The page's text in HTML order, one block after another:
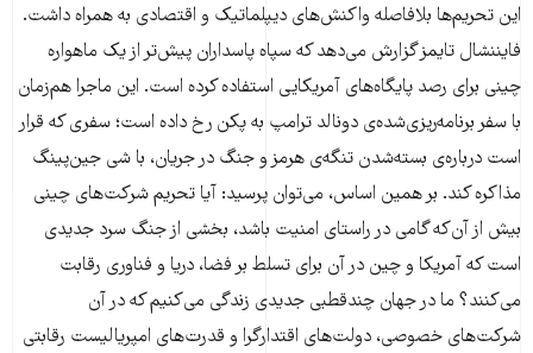
این تحریم‌ها بلافاصله واکنش‌های دیپلماتیک و اقتصادی به‌ همراه داشت.
فایننشال تایمز گزارش می‌دهد که سپاه پاسداران پیش‌تر از یک ماهواره
چینی برای رصد پایگاه‌های آمریکایی استفاده کرده است. این ماجرا هم‌زمان
با سفر برنامه‌ریزی‌شده‌ی دونالد ترامپ به پکن رخ داده است؛ سفری که قرار
است درباره‌ی بسته‌شدن تنگه‌ی هرمز و جنگ در جریان، با شی جین‌پینگ
مذاکره کند. بر همین اساس، می‌توان پرسید: آیا تحریم شرکت‌های چینی
بیش از آن‌که گامی در راستای امنیت باشد، بخشی از جنگ سرد جدیدی
است که آمریکا و چین در آن برای تسلط بر فضا، دریا و فناوری رقابت
می‌کنند؟ ما در جهان چندقطبی جدیدی زندگی می‌کنیم که در آن
شرکت‌های خصوصی، دولت‌های اقتدارگرا و قدرت‌های امپریالیست رقابتی